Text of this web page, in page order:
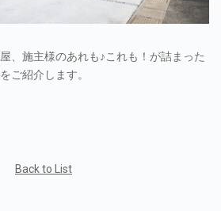
、施主様のあれも♪これも！が詰まった
をご紹介します。
Back to List